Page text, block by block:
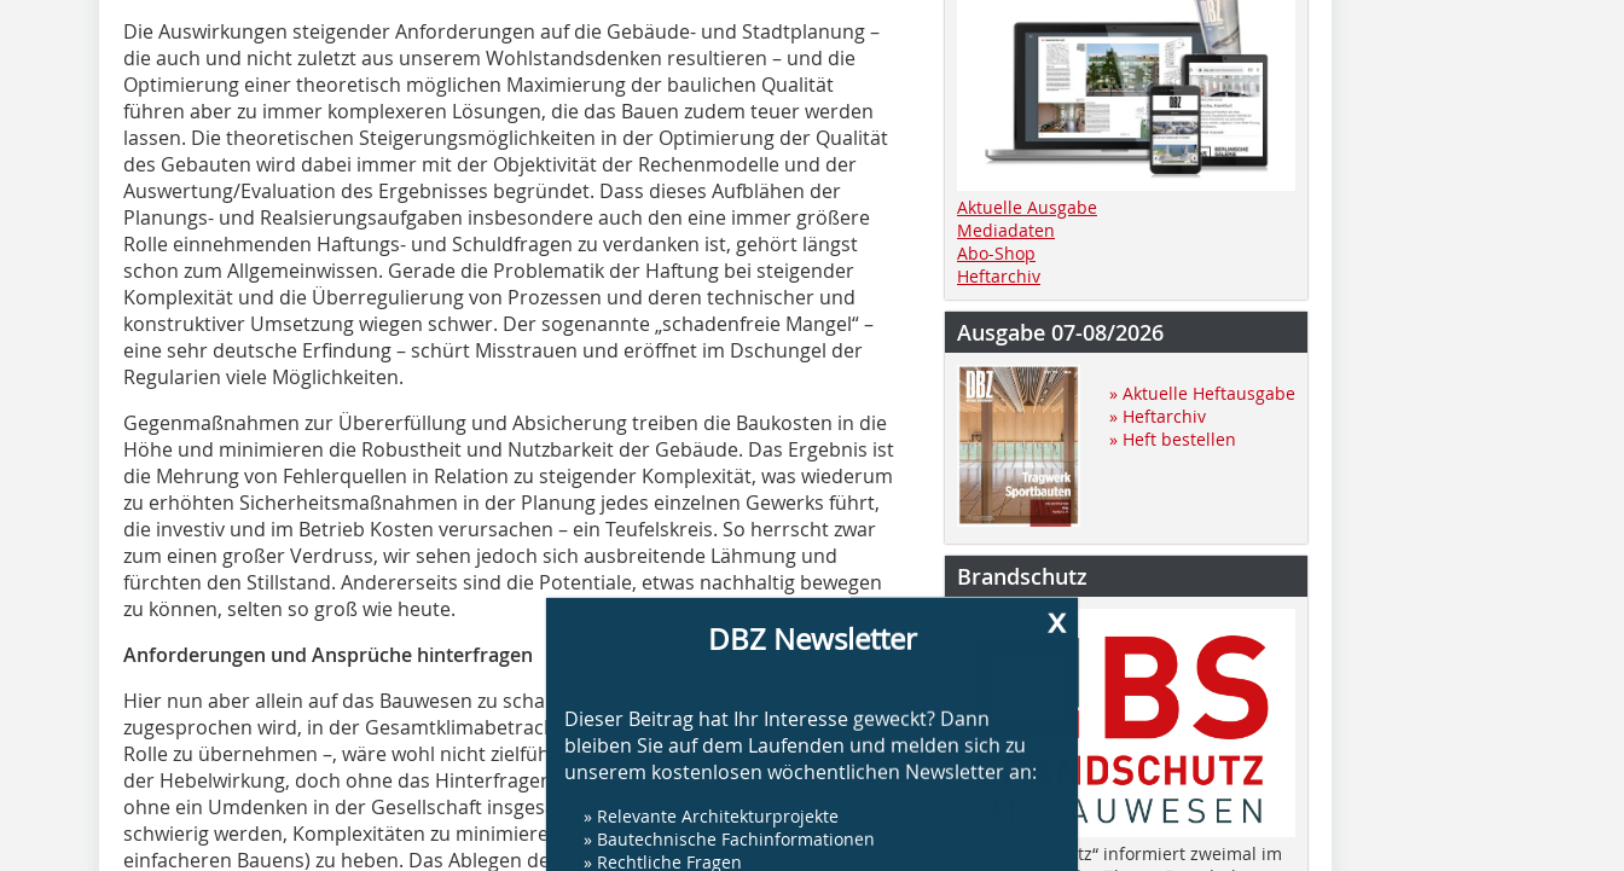
Die Auswirkungen steigender Anforderungen auf die Gebäude- und Stadtplanung –
die auch und nicht zuletzt aus unserem Wohlstandsdenken resultieren – und die
Optimierung einer theoretisch möglichen Maximierung der baulichen Qualität
führen aber zu immer komplexeren Lösungen, die das Bauen zudem teuer werden
lassen. Die theo­retischen Steigerungsmöglichkeiten in der Optimierung der Qualität
des Gebauten wird dabei immer mit der Objektivität der Rechenmodelle und der
Auswertung/Evaluation des Ergebnisses begründet. Dass dieses Aufblähen der
Planungs- und Realsierungsaufgaben insbesondere auch den eine immer größere
Rolle einnehmenden Haftungs- und Schuldfragen zu verdanken ist, gehört längst
schon zum Allgemeinwissen. Gerade die Problematik der Haftung bei steigender
Komplexität und die Überregulierung von Prozessen und deren technischer und
konstruktiver Umsetzung wiegen schwer. Der sogenannte „schadenfreie Mangel“ –
eine sehr deutsche Erfindung – schürt Misstrauen und eröffnet im Dschungel der
Regularien viele Möglichkeiten.
Gegenmaßnahmen zur Übererfüllung und Absicherung treiben die Baukosten in die
Höhe und minimieren die Robustheit und Nutzbarkeit der Gebäude. Das Ergebnis ist
die Mehrung von Fehler­quellen in Relation zu steigender Komplexität, was wiederum
zu erhöhten Sicherheitsmaßnahmen in der Planung jedes einzelnen Gewerks führt,
die investiv und im Betrieb Kosten verursachen – ein Teufelskreis. So herrscht zwar
zum einen großer Verdruss, wir sehen jedoch sich ausbreitende Lähmung und
fürchten den Stillstand. Andererseits sind die Potentiale, etwas nachhaltig bewegen
zu können, selten so groß wie heute.
Anforderungen und Ansprüche hinterfragen
Hier nun aber allein auf das Bauwesen zu schauen – dem mit Recht ein großer Hebel
zugesprochen wird, in der Gesamtklimabetrachtung beispielsweise eine führende
Rolle zu übernehmen –, wäre wohl nicht zielführend. Zwar stimmt die Einschätzung
der Hebelwirkung, doch ohne das Hinterfragen von Anforderungen/Ansprüchen und
ohne ein Umdenken in der Gesellschaft insgesamt und ihres Wertekanons wird es
schwierig werden, Komplexitäten zu minimieren und die Realisierbarkeit (eines
einfacheren Bauens) zu heben. Das Ablegen der vorherrschenden Meinung, dass
x
DBZ Newsletter
Dieser Beitrag hat Ihr Interesse geweckt? Dann
bleiben Sie auf dem Laufenden und melden sich zu
unserem kostenlosen wöchentlichen Newsletter an:
» Relevante Architekturprojekte
» Bautechnische Fachinformationen
» Rechtliche Fragen
Aktuelle Ausgabe
Mediadaten
Abo-Shop
Heftarchiv
Ausgabe 07-08/2026
» Aktuelle Heftausgabe
» Heftarchiv
» Heft bestellen
Brandschutz
„BS Brandschutz“ informiert zweimal im